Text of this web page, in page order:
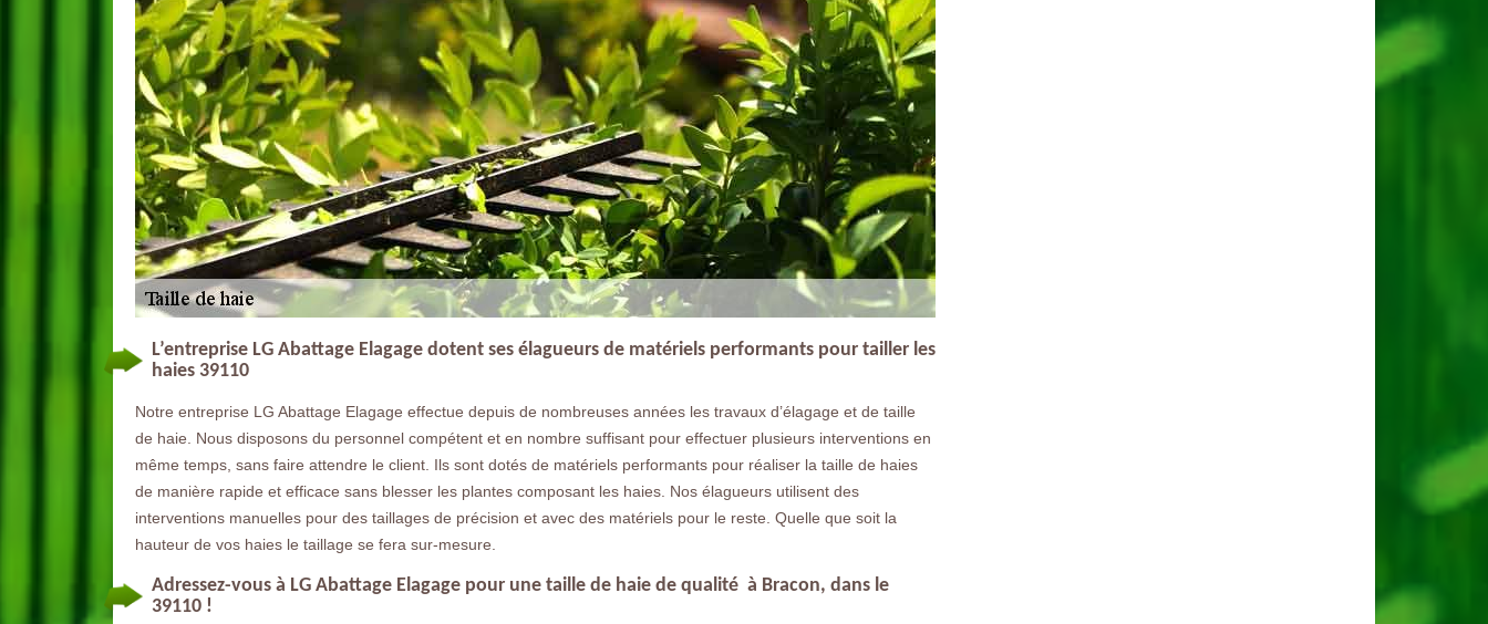
L’entreprise LG Abattage Elagage dotent ses élagueurs de matériels performants pour tailler les
haies 39110
Notre entreprise LG Abattage Elagage effectue depuis de nombreuses années les travaux d’élagage et de taille
de haie. Nous disposons du personnel compétent et en nombre suffisant pour effectuer plusieurs interventions en
même temps, sans faire attendre le client. Ils sont dotés de matériels performants pour réaliser la taille de haies
de manière rapide et efficace sans blesser les plantes composant les haies. Nos élagueurs utilisent des
interventions manuelles pour des taillages de précision et avec des matériels pour le reste. Quelle que soit la
hauteur de vos haies le taillage se fera sur-mesure.
Adressez-vous à LG Abattage Elagage pour une taille de haie de qualité à Bracon, dans le
39110 !